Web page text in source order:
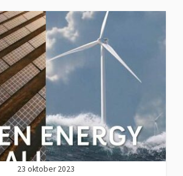
23 oktober 2023